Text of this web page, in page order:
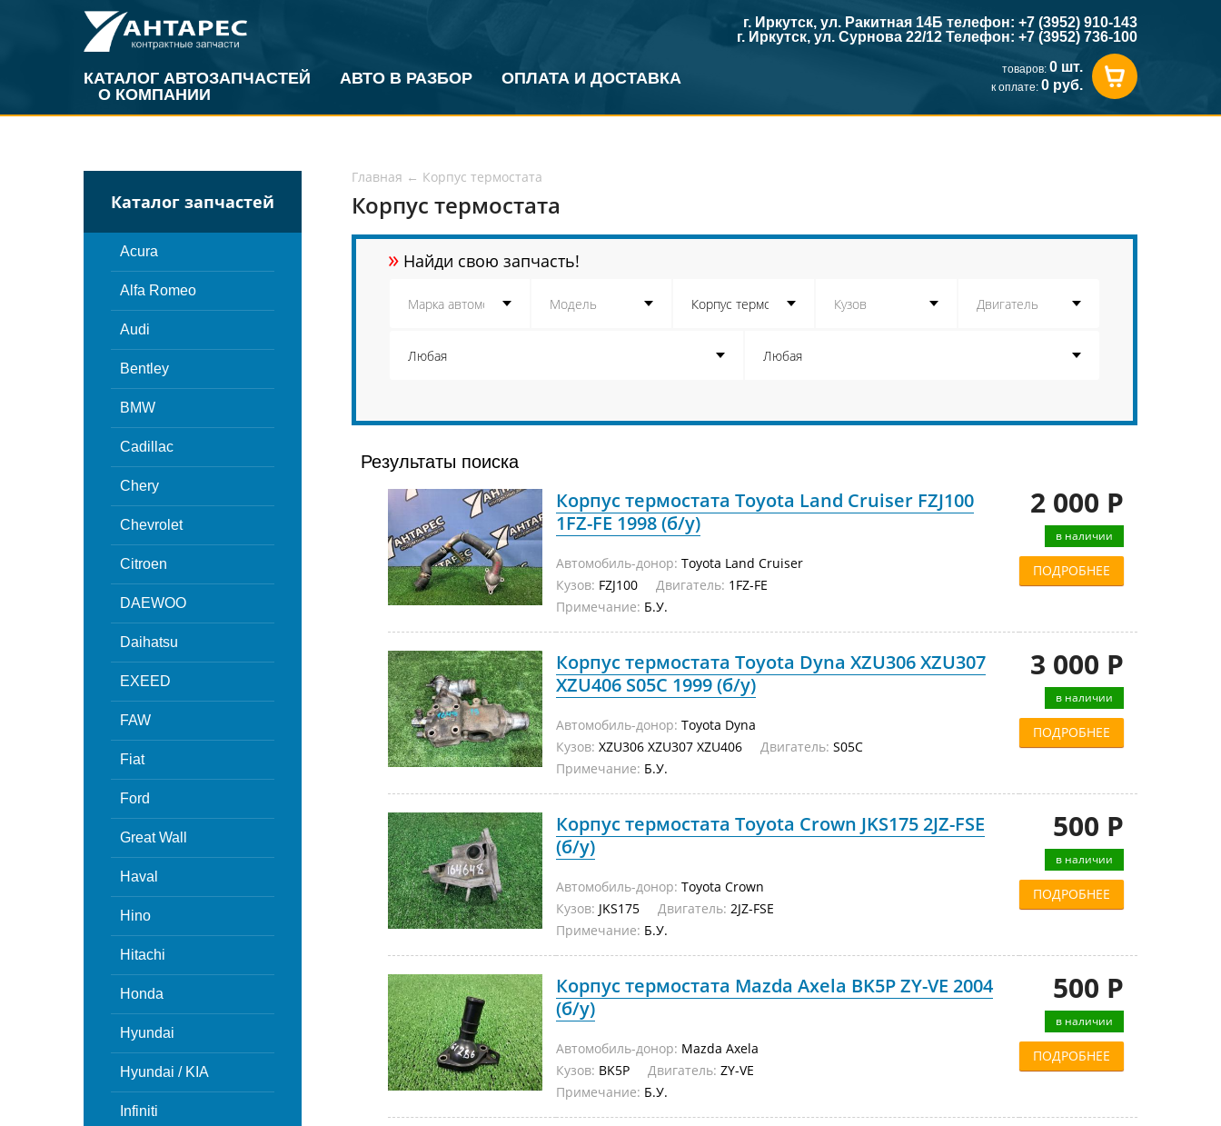
КАТАЛОГ АВТОЗАПЧАСТЕЙ АВТО В РАЗБОР
ОПЛАТА И ДОСТАВКА
О КОМПАНИИ
г. Иркутск, ул. Ракитная 14Б телефон: +7 (3952) 910-143
г. Иркутск, ул. Сурнова 22/12 Телефон: +7 (3952) 736-100
товаров: 0 шт.
к оплате: 0 руб.
Каталог запчастей
Acura
Alfa Romeo
Audi
Bentley
BMW
Cadillac
Chery
Chevrolet
Citroen
DAEWOO
Daihatsu
EXEED
FAW
Fiat
Ford
Great Wall
Haval
Hino
Hitachi
Honda
Hyundai
Hyundai / KIA
Infiniti
Главная ← Корпус термостата
Корпус термостата
» Найди свою запчасть!
Результаты поиска
Корпус термостата Toyota Land Cruiser FZJ100
1FZ-FE 1998 (б/у)
Автомобиль-донор: Toyota Land Cruiser
Кузов: FZJ100 Двигатель: 1FZ-FE
Примечание: Б.У.
2 000 Р
в наличии
ПОДРОБНЕЕ
Корпус термостата Toyota Dyna XZU306 XZU307
XZU406 S05C 1999 (б/у)
Автомобиль-донор: Toyota Dyna
Кузов: XZU306 XZU307 XZU406 Двигатель: S05C
Примечание: Б.У.
3 000 Р
в наличии
ПОДРОБНЕЕ
Корпус термостата Toyota Crown JKS175 2JZ-FSE
(б/у)
Автомобиль-донор: Toyota Crown
Кузов: JKS175 Двигатель: 2JZ-FSE
Примечание: Б.У.
500 Р
в наличии
ПОДРОБНЕЕ
Корпус термостата Mazda Axela BK5P ZY-VE 2004
(б/у)
Автомобиль-донор: Mazda Axela
Кузов: BK5P Двигатель: ZY-VE
Примечание: Б.У.
500 Р
в наличии
ПОДРОБНЕЕ